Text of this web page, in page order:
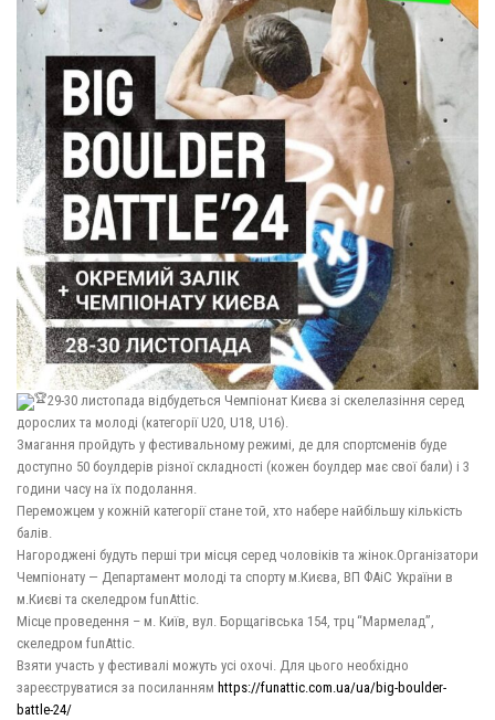
29-30 листопада відбудеться Чемпіонат Києва зі скелелазіння серед
дорослих та молоді (категорії U20, U18, U16).
Змагання пройдуть у фестивальному режимі, де для спортсменів буде
доступно 50 боулдерів різної складності (кожен боулдер має свої бали) і 3
години часу на їх подолання.
Переможцем у кожній категорії стане той, хто набере найбільшу кількість
балів.
Нагороджені будуть перші три місця серед чоловіків та жінок.Організатори
Чемпіонату — Департамент молоді та спорту м.Києва, ВП ФАіС України в
м.Києві та скеледром funAttic.
Місце проведення – м. Київ, вул. Борщагівська 154, трц “Мармелад”,
скеледром funAttic.
Взяти участь у фестивалі можуть усі охочі. Для цього необхідно
зареєструватися за посиланням https://funattic.com.ua/ua/big-boulder-
battle-24/